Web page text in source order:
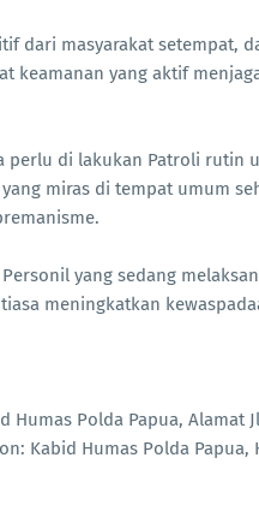
dari masyarakat setempat,
keamanan yang aktif
perlu di lakukan Patroli rutin
miras di tempat umum
yang sedang
meningkatkan
Polda Papua, Alamat
Kabid Humas Polda Papua,